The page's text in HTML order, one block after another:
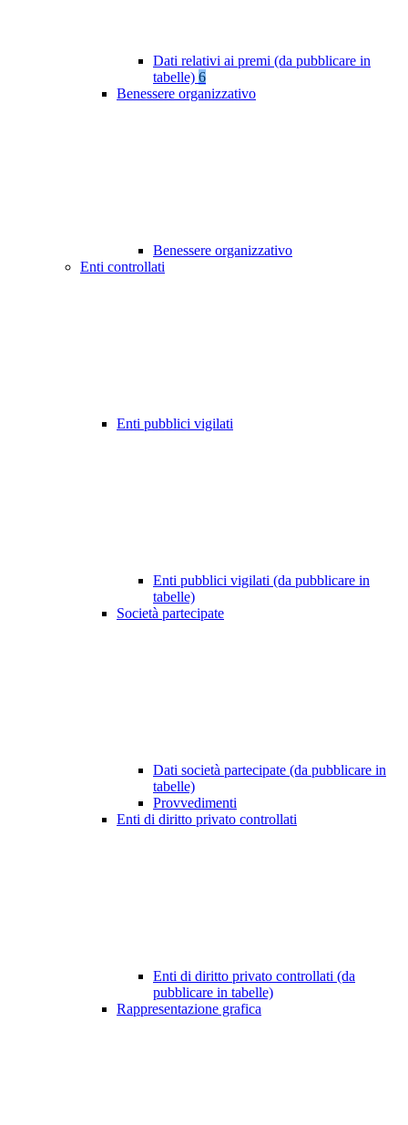
Dati relativi ai premi (da pubblicare in
tabelle) 6
Benessere organizzativo
Benessere organizzativo
Enti controllati
Enti pubblici vigilati
Enti pubblici vigilati (da pubblicare in
tabelle)
Società partecipate
Dati società partecipate (da pubblicare in
tabelle)
Provvedimenti
Enti di diritto privato controllati
Enti di diritto privato controllati (da
pubblicare in tabelle)
Rappresentazione grafica